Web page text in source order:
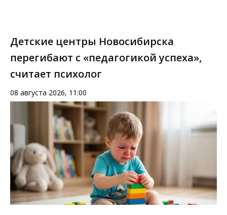
Детские центры Новосибирска
перегибают с «педагогикой успеха»,
считает психолог
08 августа 2026, 11:00